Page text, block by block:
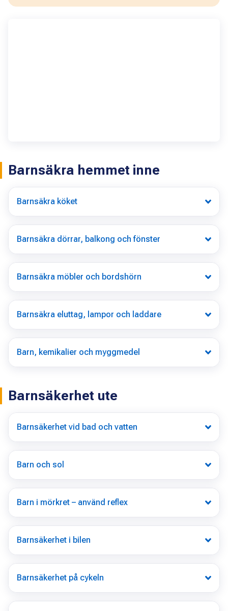
Barnsäkra hemmet inne
Barnsäkra köket
Barnsäkra dörrar, balkong och fönster
Barnsäkra möbler och bordshörn
Barnsäkra eluttag, lampor och laddare
Barn, kemikalier och myggmedel
Barnsäkerhet ute
Barnsäkerhet vid bad och vatten
Barn och sol
Barn i mörkret – använd reflex
Barnsäkerhet i bilen
Barnsäkerhet på cykeln